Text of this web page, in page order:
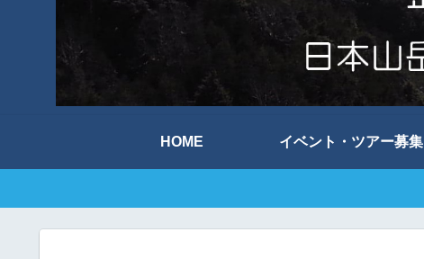
HOME イベント・ツアー募集